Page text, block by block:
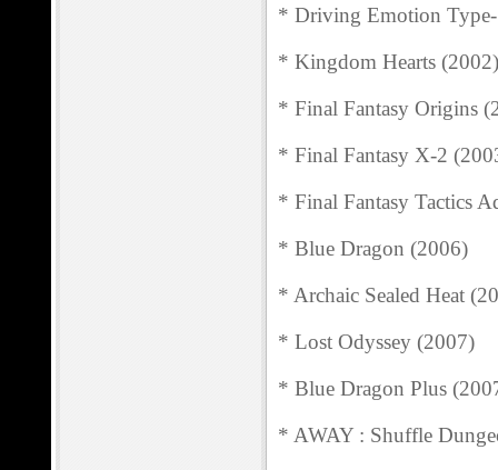
* Driving Emotion
* Kingdom Hearts (2002)
* Final Fantasy Origins
* Final Fantasy X-2
* Final Fantasy Tactics
* Blue Dragon (2006)
* Archaic Sealed Heat
* Lost Odyssey (2007)
* Blue Dragon Plus
* AWAY : Shuffle